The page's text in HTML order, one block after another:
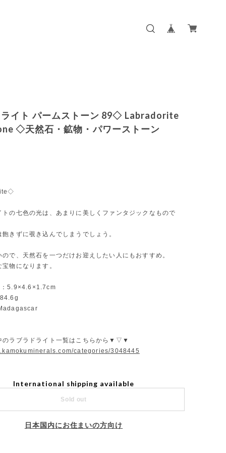
ライト パームストーン 89◇ Labradorite
◇天然石・鉱物・パワーストーン
トの七色の光は、あまりに美しくファンタジックなもので
きずに覗き込んでしまうでしょう。
ので、天然石を一つだけお迎えしたい人にもおすすめ。
物になります。
5.9×4.6×1.7cm
ラブラドライト一覧はこちらから▼▽▼
categories/3048445
International shipping available
Sold out
日本国内にお住まいの方向け